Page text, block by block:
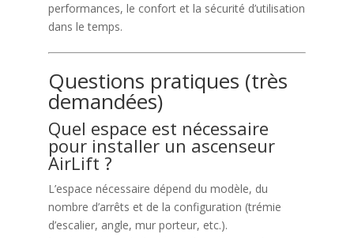
performances, le confort et la sécurité d’utilisation
dans le temps.
Questions pratiques (très
demandées)
Quel espace est nécessaire
pour installer un ascenseur
AirLift ?
L’espace nécessaire dépend du modèle, du
nombre d’arrêts et de la configuration (trémie
d’escalier, angle, mur porteur, etc.).